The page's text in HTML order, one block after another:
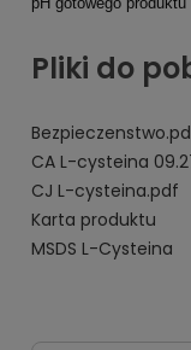
Pliki do
CA L-cysteina
CJ L-cysteina.pdf
Karta produktu
MSDS L-Cysteina